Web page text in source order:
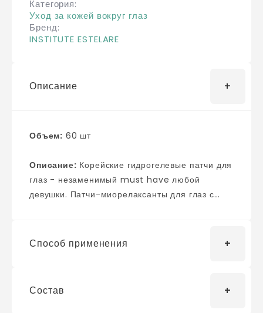
Категория
Уход за кожей вокруг глаз
Бренд
INSTITUTE ESTELARE
Описание
Объем: 60 шт
Описание:
глаз - незаменимый must have любой
девушки. Патчи-миорелаксанты для глаз с
наружу, делая их менее заметными и
Патчи также снимают отеки, припухлости,
Способ применения
Лопаточкой (находится внутри упаковки)
Состав